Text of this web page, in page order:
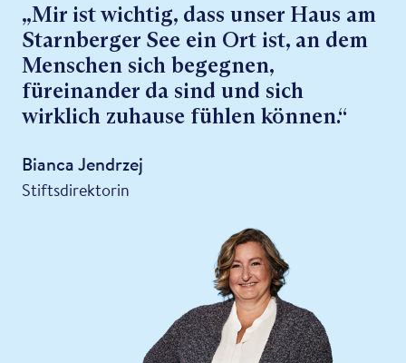
„Mir ist wichtig, dass unser Haus am
Starnberger See ein Ort ist, an dem
Menschen sich begegnen,
füreinander da sind und sich
wirklich zuhause fühlen können.“
Bianca Jendrzej
Stiftsdirektorin